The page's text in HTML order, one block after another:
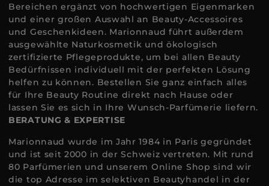
Bereichen ergänzt von hochwertigen Eigenmarken
und einer großen Auswahl an Beauty-Accessoires
und Geschenkideen. Marionnaud führt außerdem
ausgewählte Naturkosmetik und ökologisch
zertifizierte Pflegeprodukte, um bei allen Beauty
Bedürfnissen individuell mit der perfekten Lösung
helfen zu können. Bestellen Sie ganz einfach alles
für Ihre Beauty Routine direkt nach Hause oder
lassen Sie es sich in Ihre Wunsch-Parfümerie liefern.
BERATUNG & EXPERTISE
Marionnaud wurde im Jahr 1984 in Paris gegründet
und ist seit 2000 in der Schweiz vertreten. Mit rund
80 Parfümerien und unserem Online Shop sind wir
die top Adresse im selektiven Beautyhandel in der